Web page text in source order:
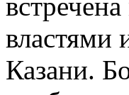
властями
Казани.